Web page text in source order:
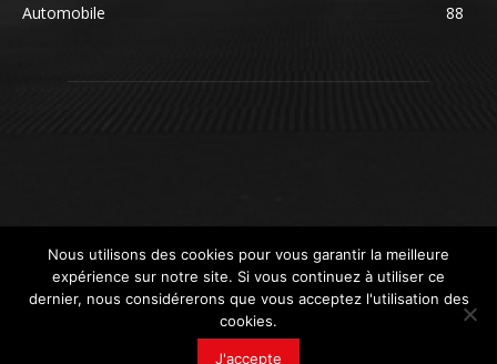
Automobile
88
Nous utilisons des cookies pour vous garantir la meilleure
expérience sur notre site. Si vous continuez à utiliser ce
dernier, nous considérerons que vous acceptez l'utilisation des
cookies.
J'accepte